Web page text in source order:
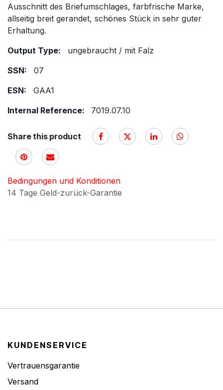
Ausschnitt des Briefumschlages, farbfrische Marke,
allseitig breit gerandet, schönes Stück in sehr guter
Erhaltung.
Output Type:
ungebraucht / mit Falz
SSN:
07
ESN:
GAA1
Internal Reference:
7019.07.10
Share this product
Bedingungen und Konditionen
14 Tage Geld-zurück-Garantie
KUNDENSERVICE
Vertrauensgarantie
Versand